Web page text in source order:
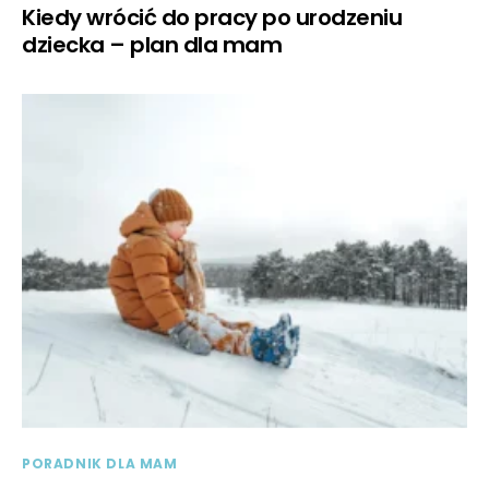
Kiedy wrócić do pracy po urodzeniu
dziecka – plan dla mam
PORADNIK DLA MAM